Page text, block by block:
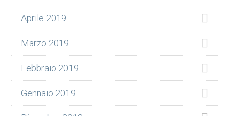
Aprile 2019
Marzo 2019
Febbraio 2019
Gennaio 2019